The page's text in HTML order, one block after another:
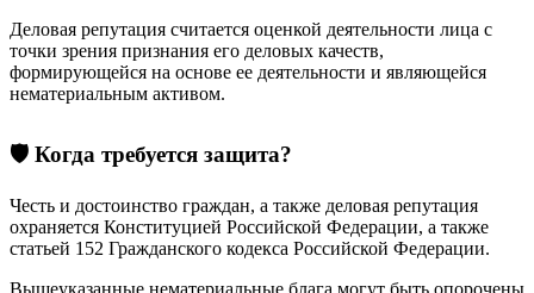
Деловая репутация считается оценкой деятельности лица с
точки зрения признания его деловых качеств,
формирующейся на основе ее деятельности и являющейся
нематериальным активом.
🛡️ Когда требуется защита?
Честь и достоинство граждан, а также деловая репутация
охраняется Конституцией Российской Федерации, а также
статьей 152 Гражданского кодекса Российской Федерации.
Вышеуказанные нематериальные блага могут быть опорочены